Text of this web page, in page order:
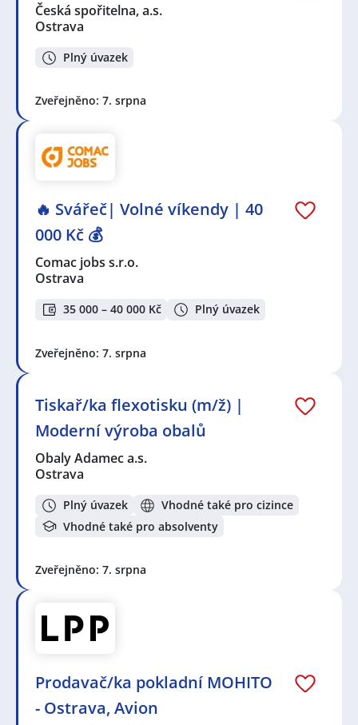
Česká spořitelna, a.s.
Ostrava
Plný úvazek
Zveřejněno: 7. srpna
🔥 Svářeč| Volné víkendy | 40
000 Kč 💰
Comac jobs s.r.o.
Ostrava
35 000 – 40 000 Kč Plný úvazek
Zveřejněno: 7. srpna
Tiskař/ka flexotisku (m/ž) |
Moderní výroba obalů
Obaly Adamec a.s.
Ostrava
Plný úvazek
Vhodné také pro cizince
Vhodné také pro absolventy
Zveřejněno: 7. srpna
Prodavač/ka pokladní MOHITO
- Ostrava, Avion